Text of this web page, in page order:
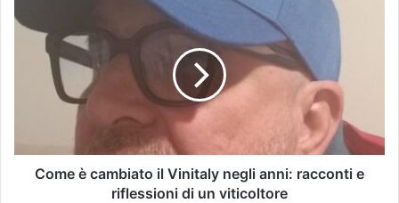
Come è cambiato il Vinitaly negli anni: racconti e
riflessioni di un viticoltore